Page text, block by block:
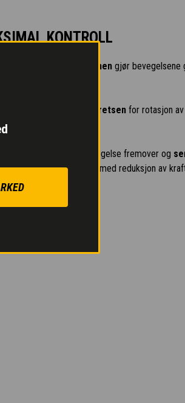
KONTROLL
transmisjonengjør bevegelsene
hydrauliske kretsenfor rotasjon av
blandeytelse.
for kontrollert bevegelse fremover og
og justerbar bremsing med reduksjon av